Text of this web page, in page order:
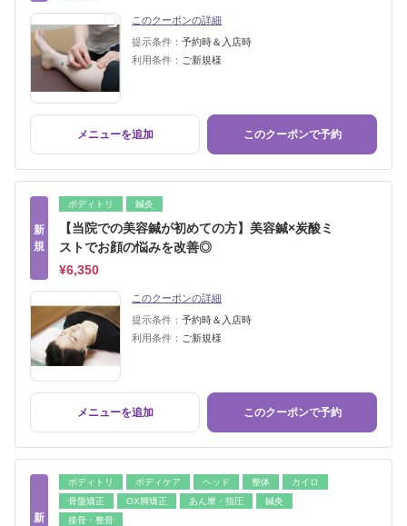
このクーポンの詳細
提示条件： 予約時＆入店時
利用条件： ご新規様
メニューを追加 このクーポンで予約
新
規
ボディトリ 鍼灸
【当院での美容鍼が初めての方】美容鍼×炭酸ミ
ストでお顔の悩みを改善◎
¥6,350
このクーポンの詳細
提示条件： 予約時＆入店時
利用条件： ご新規様
メニューを追加 このクーポンで予約
新
ボディトリ ボディケア ヘッド 整体
カイロ
骨盤矯正
OX脚矯正 あん摩・指圧
鍼灸
接骨・整骨